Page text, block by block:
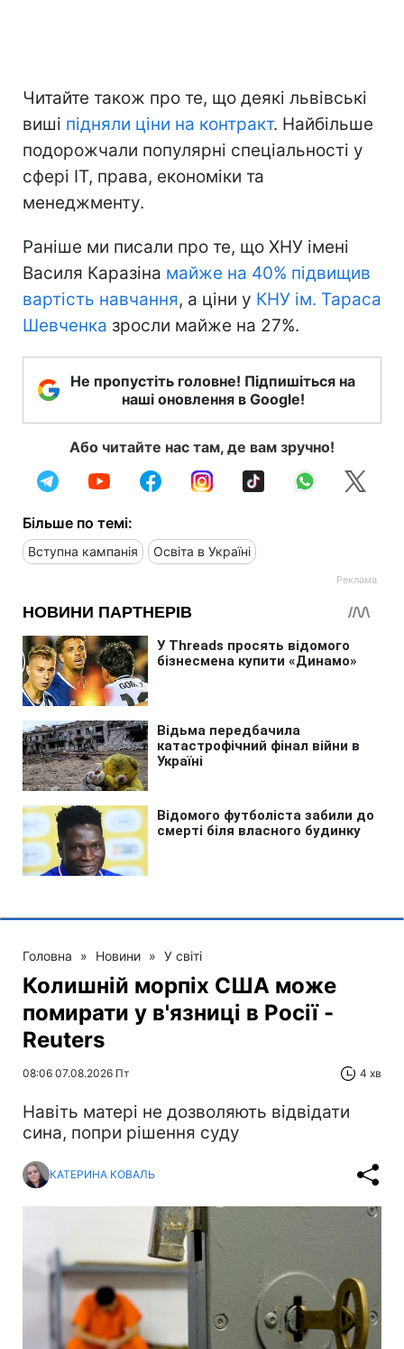
Читайте також про те, що деякі львівські
виші підняли ціни на контракт. Найбільше
подорожчали популярні спеціальності у
сфері ІТ, права, економіки та
менеджменту.
Раніше ми писали про те, що ХНУ імені
Василя Каразіна майже на 40% підвищив
вартість навчання, а ціни у КНУ ім. Тараса
Шевченка зросли майже на 27%.
Не пропустіть головне! Підпишіться на
наші оновлення в Google!
Або читайте нас там, де вам зручно!
Більше по темі:
Вступна кампанія Освіта в Україні
Головна » Новини » У світі
Колишній морпіх США може
помирати у в'язниці в Росії -
Reuters
08:06 07.08.2026 Пт 4 хв
Навіть матері не дозволяють відвідати
сина, попри рішення суду
КАТЕРИНА КОВАЛЬ